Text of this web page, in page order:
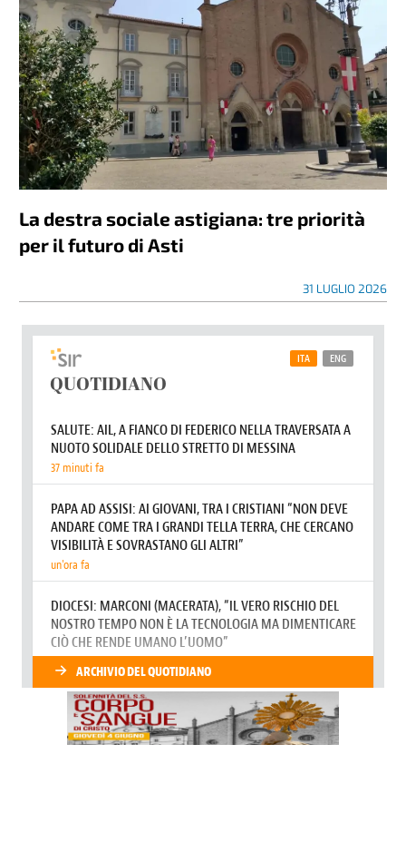
La destra sociale astigiana: tre priorità
per il futuro di Asti
31 LUGLIO 2026